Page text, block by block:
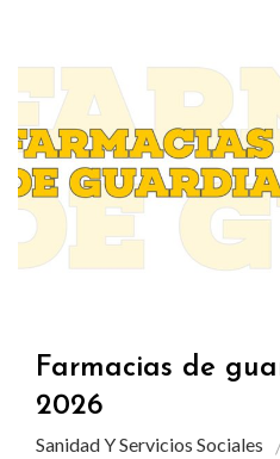
Farmacias de
2026
Sanidad Y Servicios Sociales